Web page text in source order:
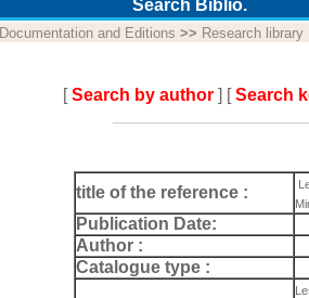
Search Biblio.
Documentation and Editions >> Research library
[Search by author ] [Search
title of the reference :
Publication Date:
Author :
Catalogue type :